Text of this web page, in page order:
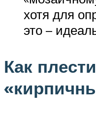
хотя для
это –
Как плести